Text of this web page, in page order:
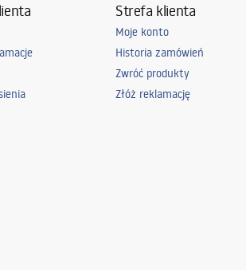
Strefa klienta
Moje konto
Historia zamówień
Zwróć produkty
Złóż reklamację